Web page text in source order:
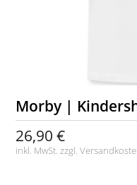
Morby |
26,90 €
inkl. MwSt. zzgl.